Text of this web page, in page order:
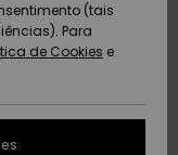
(tais
Para
de Cookies e